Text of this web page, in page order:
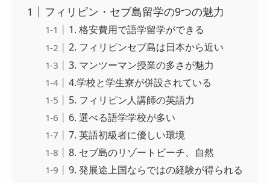
フィリピン・セブ島留学の9つの魅力
1. 格安費用で語学留学ができる
2. フィリピンセブ島は日本から近い
3. マンツーマン授業の多さが魅力
4.学校と学生寮が併設されている
5. フィリピン人講師の英語力
6. 選べる語学学校が多い
7. 英語初級者に優しい環境
8. セブ島のリゾートビーチ、自然
9. 発展途上国ならではの経験が得られる